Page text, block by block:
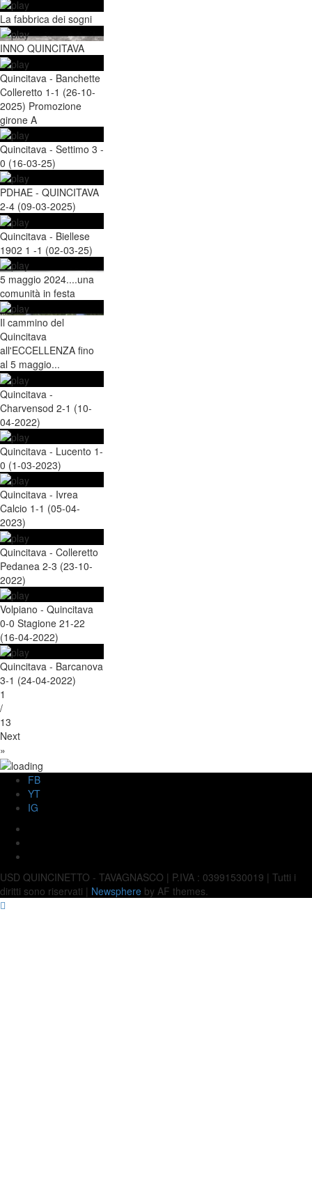
La fabbrica dei sogni
INNO QUINCITAVA
Quincitava - Banchette
Colleretto 1-1 (26-10-
2025) Promozione
girone A
Quincitava - Settimo 3 -
0 (16-03-25)
PDHAE - QUINCITAVA
2-4 (09-03-2025)
Quincitava - Biellese
1902 1 -1 (02-03-25)
5 maggio 2024....una
comunità in festa
Il cammino del
Quincitava
all'ECCELLENZA fino
al 5 maggio...
Quincitava -
Charvensod 2-1 (10-
04-2022)
Quincitava - Lucento 1-
0 (1-03-2023)
Quincitava - Ivrea
Calcio 1-1 (05-04-
2023)
Quincitava - Colleretto
Pedanea 2-3 (23-10-
2022)
Volpiano - Quincitava
0-0 Stagione 21-22
(16-04-2022)
Quincitava - Barcanova
3-1 (24-04-2022)
1
/
13
Next
»
FB
YT
IG
USD QUINCINETTO - TAVAGNASCO | P.IVA : 03991530019 | Tutti i
diritti sono riservati | Newsphere by AF themes.